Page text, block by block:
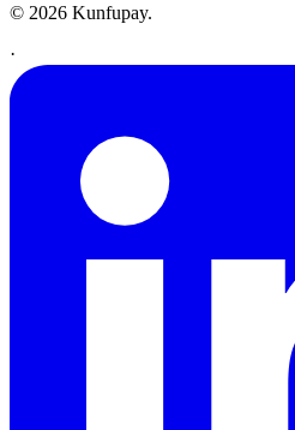
© 2026 Kunfupay.
·